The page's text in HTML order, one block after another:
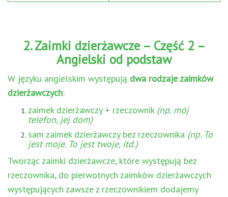
2. Zaimki dzierżawcze – Część 2 –
Angielski od podstaw
W języku angielskim występują dwa rodzaje zaimków
dzierżawczych:
zaimek dzierżawczy + rzeczownik (np. mój
telefon, jej dom)
sam zaimek dzierżawczy bez rzeczownika (np. To
jest moje. To jest twoje, itd.)
Tworząc zaimki dzierżawcze, które występują bez
rzeczownika, do pierwotnych zaimków dzierżawczych
występujących zawsze z rzeczownikiem dodajemy